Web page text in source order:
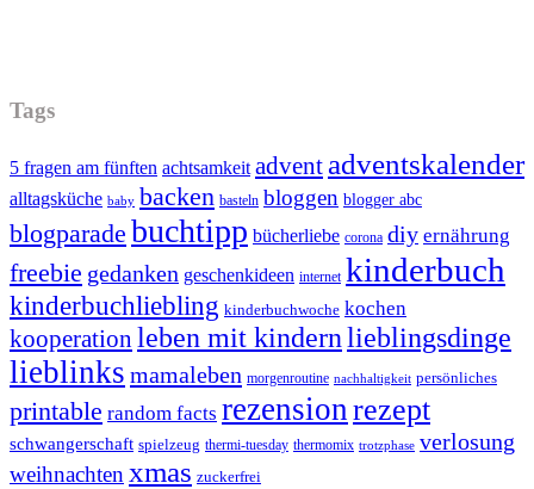
Tags
5 fragen am fünften achtsamkeit advent adventskalender
alltagsküche baby backen basteln bloggen blogger abc
blogparade buchtipp bücherliebe corona diy ernährung
freebie gedanken geschenkideen internet kinderbuch
kinderbuchliebling kinderbuchwoche kochen
kooperation leben mit kindernlieblingsdinge
lieblinks mamaleben morgenroutine nachhaltigkeit persönliches
printable random facts rezension rezept
schwangerschaft spielzeug thermi-tuesday thermomix trotzphase verlosung
weihnachten xmas zuckerfrei